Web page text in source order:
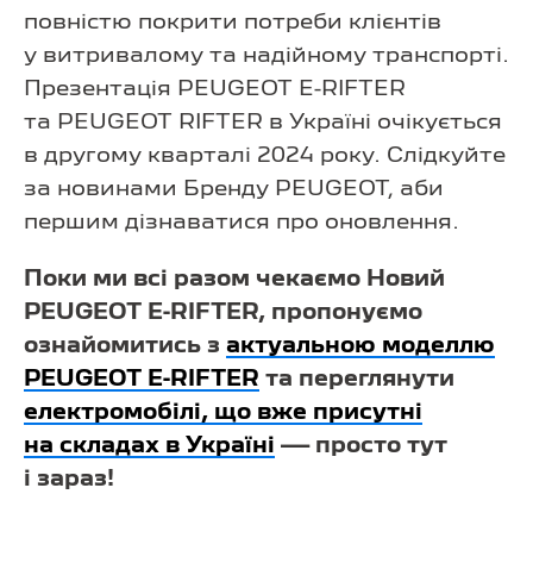
повністю покрити потреби клієнтів
у витривалому та надійному транспорті.
Презентація PEUGEOT E-RIFTER
та PEUGEOT RIFTER в Україні очікується
в другому кварталі 2024 року. Слідкуйте
за новинами Бренду PEUGEOT, аби
першим дізнаватися про оновлення.
Поки ми всі разом чекаємо Новий
PEUGEOT E-RIFTER, пропонуємо
ознайомитись з актуальною моделлю
PEUGEOT E-RIFTER та переглянути
електромобілі, що вже присутні
на складах в Україні — просто тут
і зараз!